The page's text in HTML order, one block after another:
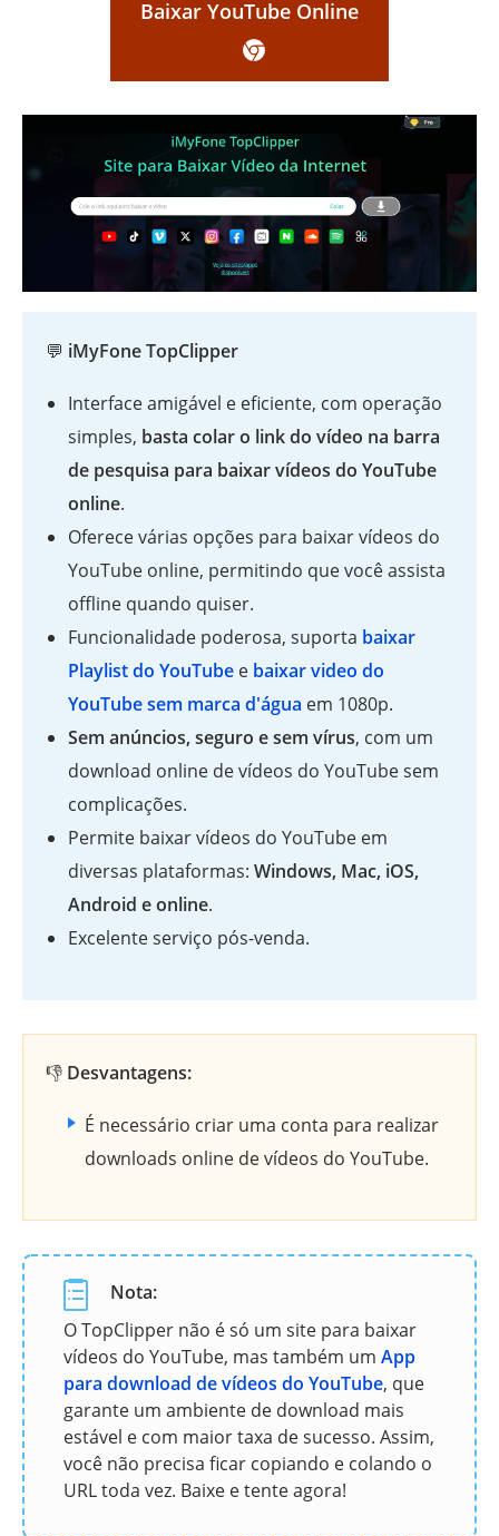
Baixar YouTube Online
💬 iMyFone TopClipper
Interface amigável e eficiente, com operação
simples, basta colar o link do vídeo na barra
de pesquisa para baixar vídeos do YouTube
online.
Oferece várias opções para baixar vídeos do
YouTube online, permitindo que você assista
offline quando quiser.
Funcionalidade poderosa, suporta baixar
Playlist do YouTube e baixar video do
YouTube sem marca d'água em 1080p.
Sem anúncios, seguro e sem vírus, com um
download online de vídeos do YouTube sem
complicações.
Permite baixar vídeos do YouTube em
diversas plataformas: Windows, Mac, iOS,
Android e online.
Excelente serviço pós-venda.
👎 Desvantagens:
É necessário criar uma conta para realizar
downloads online de vídeos do YouTube.
Nota:
O TopClipper não é só um site para baixar
vídeos do YouTube, mas também um App
para download de vídeos do YouTube, que
garante um ambiente de download mais
estável e com maior taxa de sucesso. Assim,
você não precisa ficar copiando e colando o
URL toda vez. Baixe e tente agora!